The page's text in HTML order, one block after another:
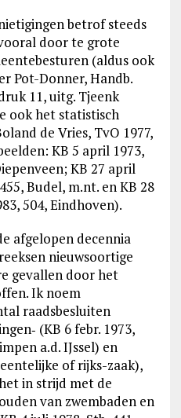
betrof steeds
door te grote
(aldus ook
Pot-Donner, Handb.
11, uitg. Tjeenk
ook het statistisch
de Vries, TvO 1977,
KB 5 april 1973,
KB 27 april
Budel, m.nt. en KB 28
504, Eindhoven).
afgelopen decennia
nieuwsoortige
gevallen door het
Ik noem
raadsbesluiten
(KB 6 febr. 1973,
a.d. IJssel) en
of rijks-zaak),
in strijd met de
van zwembaden en